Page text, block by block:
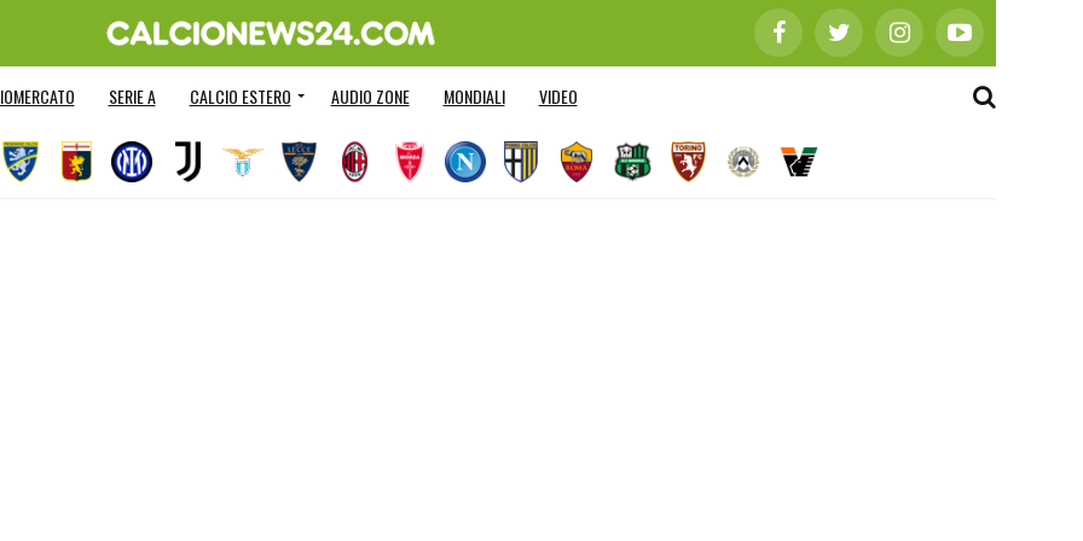
SERIE A CALCIO ESTERO AUDIO ZONE MONDIALI VIDEO